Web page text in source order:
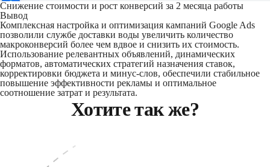
Снижение стоимости и рост конверсий за 2 месяца работы
Вывод
Комплексная настройка и оптимизация кампаний Google Ads
позволили службе доставки воды увеличить количество
макроконверсий более чем вдвое и снизить их стоимость.
Использование релевантных объявлений, динамических
форматов, автоматических стратегий назначения ставок,
корректировки бюджета и минус-слов, обеспечили стабильное
повышение эффективности рекламы и оптимальное
соотношение затрат и результата.
Хотите так же?